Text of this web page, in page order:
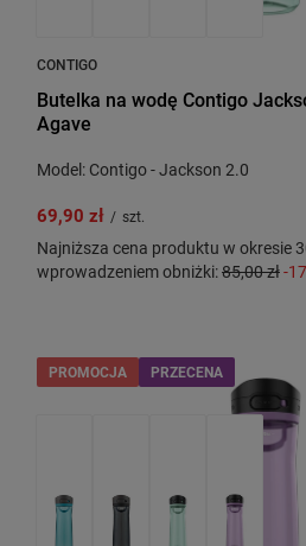
CONTIGO
Butelka na wodę Contigo
Agave
Model: Contigo - Jackson 2.0
69,90 zł / szt.
Najniższa cena produktu w okresie
wprowadzeniem obniżki:85,00 zł-
PROMOCJA PRZECENA